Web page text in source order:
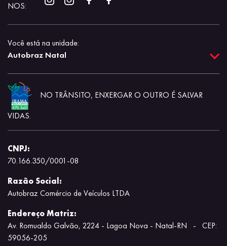
NOS:
Você está na unidade:
Autobraz Natal
NO TRÂNSITO, ENXERGAR O OUTRO É SALVAR
VIDAS.
CNPJ:
70.166.350/0001-08
Razão Social:
Autobraz Comércio de Veículos LTDA
Endereço Matriz:
Av. Romualdo Galvão, 2224 - Lagoa Nova - Natal-RN
-
CEP:
59056-205